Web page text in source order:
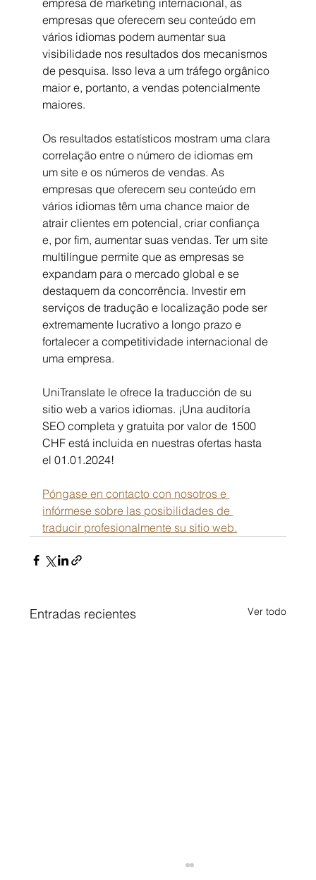
empresa de marketing internacional, as
empresas que oferecem seu conteúdo em
vários idiomas podem aumentar sua
visibilidade nos resultados dos mecanismos
de pesquisa. Isso leva a um tráfego orgânico
maior e, portanto, a vendas potencialmente
maiores.
Os resultados estatísticos mostram uma clara
correlação entre o número de idiomas em
um site e os números de vendas. As
empresas que oferecem seu conteúdo em
vários idiomas têm uma chance maior de
atrair clientes em potencial, criar confiança
e, por fim, aumentar suas vendas. Ter um site
multilíngue permite que as empresas se
expandam para o mercado global e se
destaquem da concorrência. Investir em
serviços de tradução e localização pode ser
extremamente lucrativo a longo prazo e
fortalecer a competitividade internacional de
uma empresa.
UniTranslate le ofrece la traducción de su
sitio web a varios idiomas. ¡Una auditoría
SEO completa y gratuita por valor de 1500
CHF está incluida en nuestras ofertas hasta
el 01.01.2024!
Póngase en contacto con nosotros e
infórmese sobre las posibilidades de
traducir profesionalmente su sitio web.
Entradas recientes Ver todo